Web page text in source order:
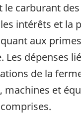
le carburant
intérêts et la
aux primes
Les dépenses
de la
machines et